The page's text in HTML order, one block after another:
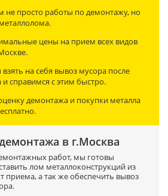
не просто работы по демонтажу, но
цены на прием всех видов
на себя вывоз мусора после
справимся с этим быстро.
демонтажа и покупки металла
в г.Москва
работ, мы готовы
лом металлоконструкций из
приема, а так же обеспечить вывоз